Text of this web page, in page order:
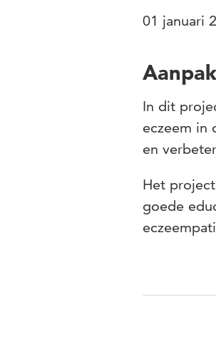
01 januari
Aanpak
In dit
eczeem in
en
Het
goede